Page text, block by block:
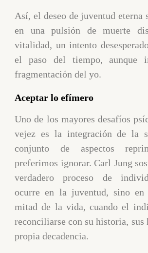
Así, el deseo de juventud eterna
en una pulsión de muerte
vitalidad, un intento
el paso del tiempo, aunque
fragmentación del yo.
Aceptar lo efímero
Uno de los mayores desafíos
vejez es la integración de la
conjunto de aspectos
preferimos ignorar. Carl Jung
verdadero proceso de
ocurre en la juventud, sino en
mitad de la vida, cuando el
reconciliarse con su historia, sus
propia decadencia.